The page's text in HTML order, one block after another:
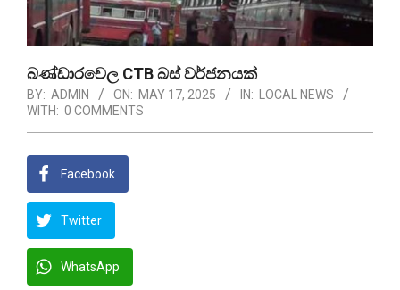
බණ්ඩාරවෙල CTB බස් වර්ජනයක්
BY: ADMIN ON: MAY 17, 2025 IN:
LOCAL NEWS
WITH: 0 COMMENTS
Facebook
Twitter
WhatsApp